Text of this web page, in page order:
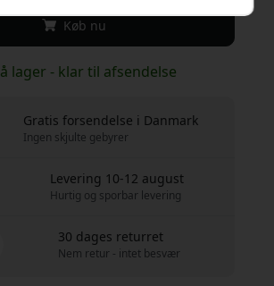
Køb nu
lager - klar til afsendelse
Gratis forsendelse i Danmark
Ingen skjulte gebyrer
Levering 10-12 august
Hurtig og sporbar levering
30 dages returret
Nem retur - intet besvær